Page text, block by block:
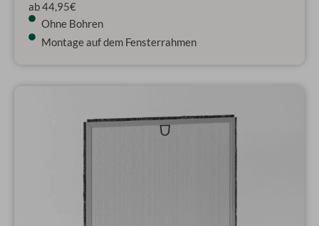
ab 44,95€
Ohne Bohren
Montage auf dem Fensterrahmen